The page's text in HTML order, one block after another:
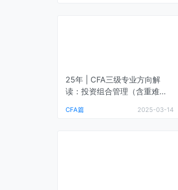
25年 | CFA三级专业方向解
读：投资组合管理（含重难
记
CFA篇 2025-03-14